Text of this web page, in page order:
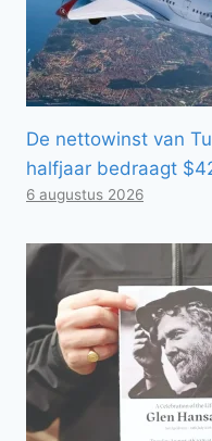
De nettowinst van
halfjaar bedraagt
6 augustus 2026